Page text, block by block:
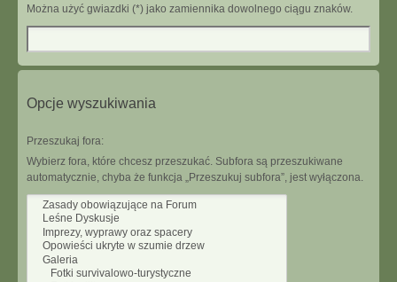
Można użyć gwiazdki (*) jako zamiennika dowolnego ciągu znaków.
Opcje wyszukiwania
Przeszukaj fora:
Wybierz fora, które chcesz przeszukać. Subfora są przeszukiwane
automatycznie, chyba że funkcja „Przeszukuj subfora”, jest wyłączona.